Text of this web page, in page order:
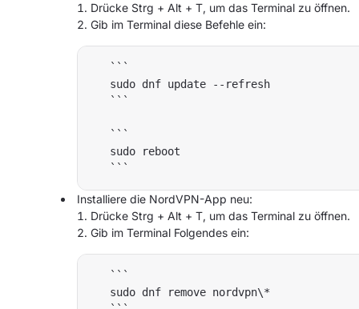
Drücke Strg + Alt + T, um das Terminal zu öffnen.
Gib im Terminal diese Befehle ein:
   ```
   sudo dnf update --refresh
   ```
   ```
   sudo reboot
Installiere die NordVPN-App neu:
Drücke Strg + Alt + T, um das Terminal zu öffnen.
Gib im Terminal Folgendes ein:
   ```
   sudo dnf remove nordvpn\*